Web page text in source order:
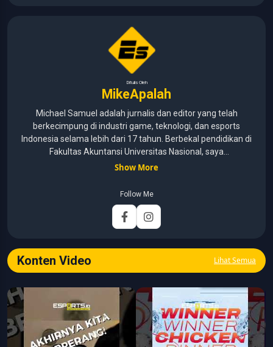
Ditulis Oleh
MikeApalah
Michael Samuel adalah jurnalis dan editor yang telah
berkecimpung di industri game, teknologi, dan esports
Indonesia selama lebih dari 17 tahun. Berbekal pendidikan di
Fakultas Akuntansi Universitas Nasional, saya
menggabungkan kemampuan analisis dengan pengalaman
pernah menangani berbagai peran, mulai dari reporter, editor,
marketing, business development, hingga Editor in Chief.
Fokus utamanya adalah menghadirkan tulisan yang
informatif, mendalam, dan mudah dipahami, khususnya
Show More
Follow Me
Konten Video Lihat Semua